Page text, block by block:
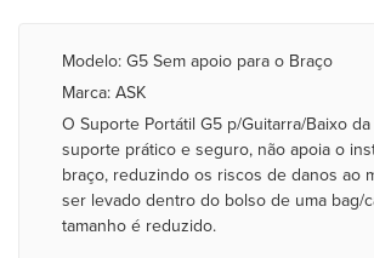
Modelo: G5 Sem apoio para o Braço
Marca: ASK
O Suporte Portátil G5 p/Guitarra/Baixo da
suporte prático e seguro, não apoia o
braço, reduzindo os riscos de danos ao
ser levado dentro do bolso de uma bag/
tamanho é reduzido.